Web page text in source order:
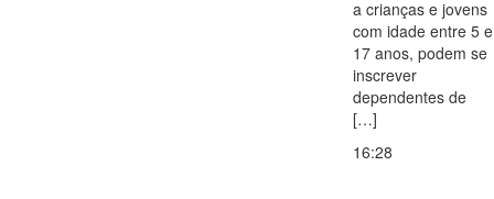
a crianças e jovens
com idade entre 5 e
17 anos, podem se
inscrever
dependentes de
[…]
16:28